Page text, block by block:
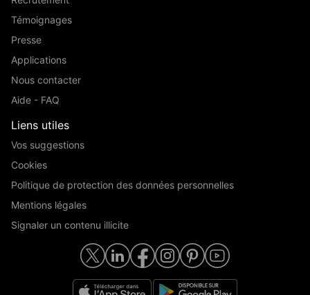
Témoignages
Presse
Applications
Nous contacter
Aide - FAQ
Liens utiles
Vos suggestions
Cookies
Politique de protection des données personnelles
Mentions légales
Signaler un contenu illicite